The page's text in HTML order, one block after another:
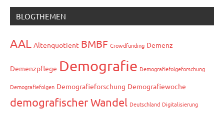
BLOGTHEMEN
AAL Altenquotient BMBF Crowdfunding Demenz
Demenzpflege Demografie Demografiefolgeforschung
Demografiefolgen Demografieforschung Demografiewoche
demografischer Wandel Deutschland Digitalisierung